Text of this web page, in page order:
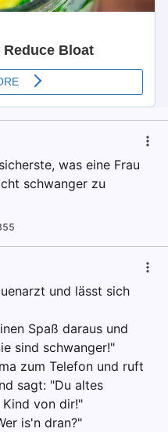
was eine Frau
schwanger zu
und lässt sich
Spaß daraus und
sind schwanger!"
zum Telefon und ruft
sagt: "Du altes
von dir!"
is'n dran?"